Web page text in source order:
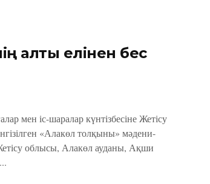
алты елінен бес
мен іс-шаралар күнтізбесіне Жетісу
«Алакөл толқыны» мәдени-
облысы, Алакөл ауданы, Ақши